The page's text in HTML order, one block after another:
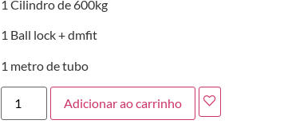
1 Cilindro de 600kg
1 Ball lock + dmfit
1 metro de tubo
Adicionar ao carrinho